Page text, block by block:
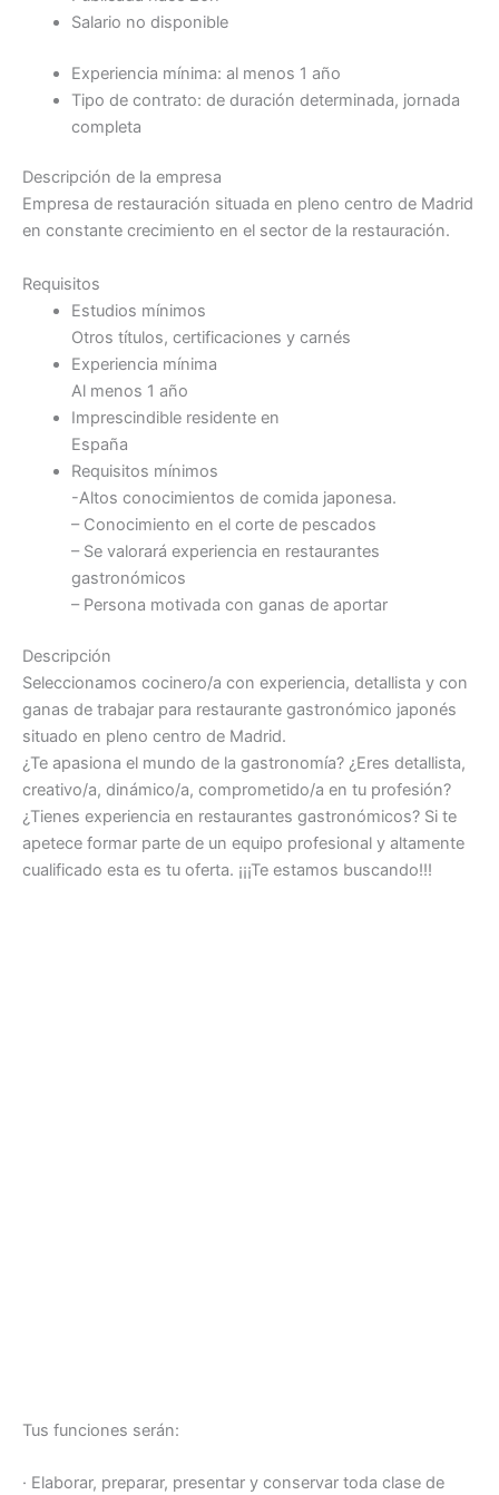
Salario no disponible
Experiencia mínima: al menos 1 año
Tipo de contrato: de duración determinada, jornada
completa
Descripción de la empresa
Empresa de restauración situada en pleno centro de Madrid
en constante crecimiento en el sector de la restauración.
Requisitos
Estudios mínimos
Otros títulos, certificaciones y carnés
Experiencia mínima
Al menos 1 año
Imprescindible residente en
España
Requisitos mínimos
-Altos conocimientos de comida japonesa.
– Conocimiento en el corte de pescados
– Se valorará experiencia en restaurantes
gastronómicos
– Persona motivada con ganas de aportar
Descripción
Seleccionamos cocinero/a con experiencia, detallista y con
ganas de trabajar para restaurante gastronómico japonés
situado en pleno centro de Madrid.
¿Te apasiona el mundo de la gastronomía? ¿Eres detallista,
creativo/a, dinámico/a, comprometido/a en tu profesión?
¿Tienes experiencia en restaurantes gastronómicos? Si te
apetece formar parte de un equipo profesional y altamente
cualificado esta es tu oferta. ¡¡¡Te estamos buscando!!!
Tus funciones serán:
· Elaborar, preparar, presentar y conservar toda clase de